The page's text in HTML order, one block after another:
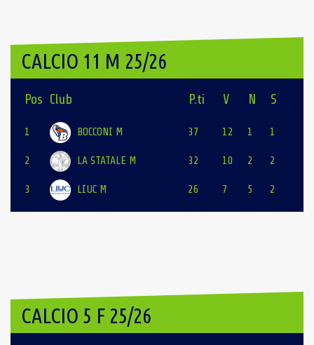
CALCIO 11 M 25/26
Pos Club P.ti V N S
1 BOCCONI M 37 12 1 1
2 LA STATALE M 32 10 2 2
3 LIUC M 26 7 5 2
CALCIO 5 F 25/26